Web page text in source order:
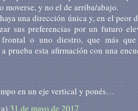
moverse, y no el de arriba/abajo.
una dirección única y, en el peor
sus preferencias por un futuro
o uno diestro, que más que
prueba esta afirmación con una
en un eje vertical y ponés…
31 de mayo de 2017